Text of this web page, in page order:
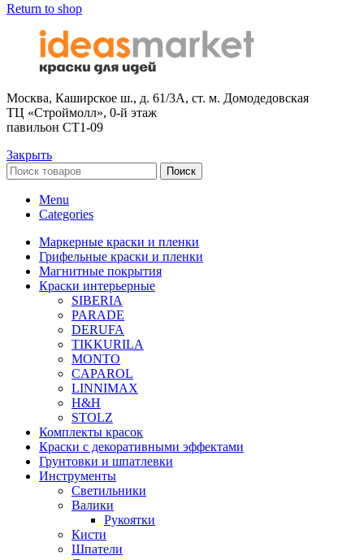
Return to shop
Москва, Каширское ш., д. 61/3А, ст. м. Домодедовская
ТЦ «Строймолл», 0-й этаж
павильон СТ1-09
Закрыть
Поиск
Menu
Categories
Маркерные краски и пленки
Грифельные краски и пленки
Магнитные покрытия
Краски интерьерные
SIBERIA
PARADE
DERUFA
TIKKURILA
MONTO
CAPAROL
LINNIMAX
H&H
STOLZ
Комплекты красок
Краски с декоративными эффектами
Грунтовки и шпатлевки
Инструменты
Светильники
Валики
Рукоятки
Кисти
Шпатели